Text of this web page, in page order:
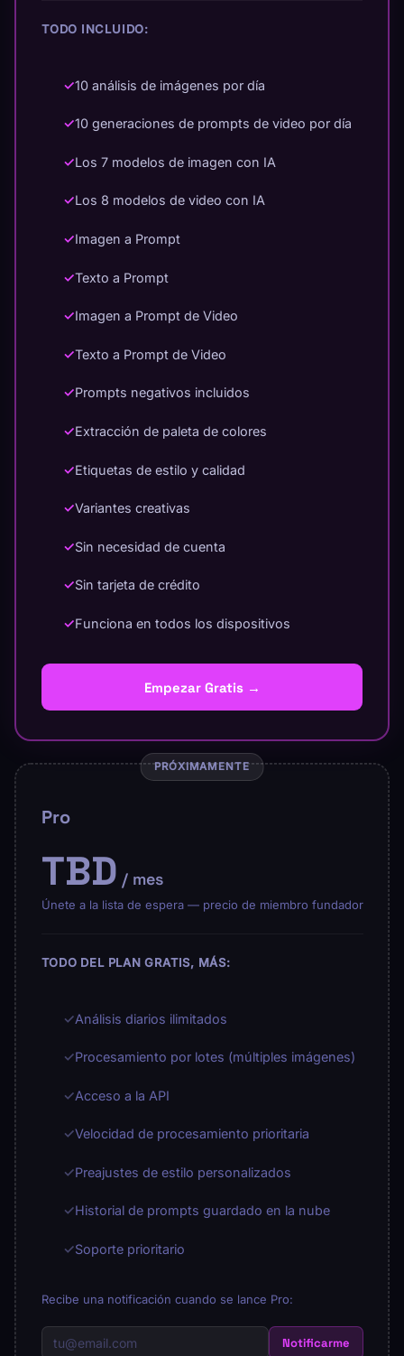
TODO INCLUIDO:
✓10 análisis de imágenes por día
✓10 generaciones de prompts de video por día
✓Los 7 modelos de imagen con IA
✓Los 8 modelos de video con IA
✓Imagen a Prompt
✓Texto a Prompt
✓Imagen a Prompt de Video
✓Texto a Prompt de Video
✓Prompts negativos incluidos
✓Extracción de paleta de colores
✓Etiquetas de estilo y calidad
✓Variantes creativas
✓Sin necesidad de cuenta
✓Sin tarjeta de crédito
✓Funciona en todos los dispositivos
Empezar Gratis →
PRÓXIMAMENTE
Pro
TBD / mes
Únete a la lista de espera — precio de miembro fundador
TODO DEL PLAN GRATIS, MÁS:
✓Análisis diarios ilimitados
✓Procesamiento por lotes (múltiples imágenes)
✓Acceso a la API
✓Velocidad de procesamiento prioritaria
✓Preajustes de estilo personalizados
✓Historial de prompts guardado en la nube
✓Soporte prioritario
Recibe una notificación cuando se lance Pro:
Notificarme